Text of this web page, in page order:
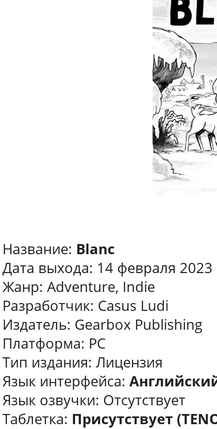
Название: Blanc
Дата выхода: 14 февраля 2023
Жанр: Adventure, Indie
Разработчик: Casus Ludi
Издатель: Gearbox Publishing
Платформа: PC
Тип издания: Лицензия
Язык интерфейса:
Язык озвучки: Отсутствует
Таблетка: Присутствует